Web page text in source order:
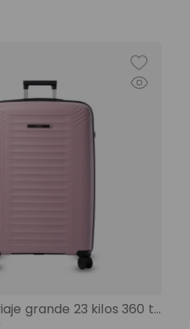
Maleta de viaje grande 23 kilos 360 trulli morado color: morado